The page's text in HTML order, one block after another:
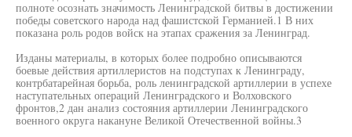
полноте осознать значимость Ленинградской битвы в достижении
победы советского народа над фашистской Германией.1 В них
показана роль родов войск на этапах сражения за Ленинград.
Изданы материалы, в которых более подробно описываются
боевые действия артиллеристов на подступах к Ленинграду,
контрбатарейная борьба, роль ленинградской артиллерии в успехе
наступательных операций Ленинградского и Волховского
фронтов,2 дан анализ состояния артиллерии Ленинградского
военного округа накануне Великой Отечественной войны.3